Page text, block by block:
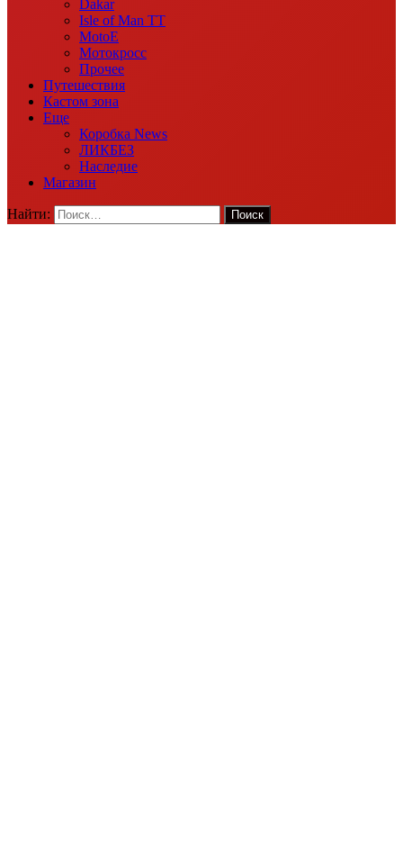
Dakar
Isle of Man TT
MotoE
Мотокросс
Прочее
Путешествия
Кастом зона
Еще
Коробка News
ЛИКБЕЗ
Наследие
Магазин
Найти: